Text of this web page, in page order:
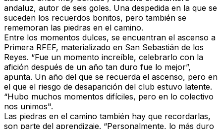
andaluz, autor de seis goles. Una despedida en la que se
suceden los recuerdos bonitos, pero también se
rememoran las piedras en el camino.
Entre los momentos dulces, se encuentran el ascenso a
Primera RFEF, materializado en San Sebastián de los
Reyes. “Fue un momento increíble, celebrarlo con la
afición después de un año tan duro fue lo mejor”,
apunta. Un año del que se recuerda el ascenso, pero en
el que el riesgo de desaparición del club estuvo latente.
“Hubo muchos momentos difíciles, pero en lo colectivo
nos unimos".
Las piedras en el camino también hay que recordarlas,
son parte del aprendizaje. “Personalmente, lo más duro